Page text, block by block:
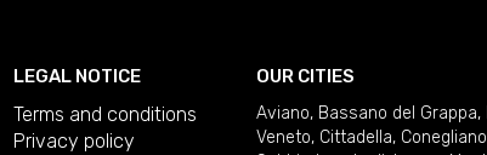
LEGAL NOTICE
Terms and conditions
Privacy policy
OUR CITIES
Aviano, Bassano del Grappa,
Veneto, Cittadella, Conegliano